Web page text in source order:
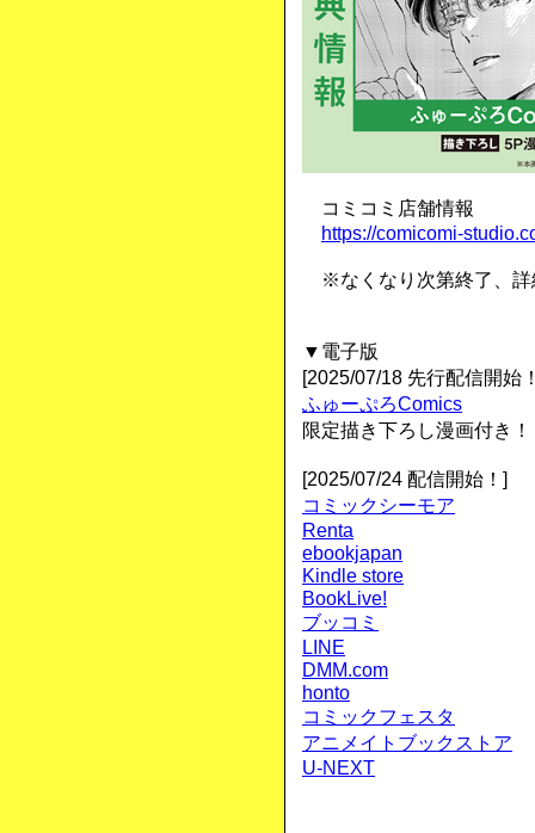
コミコミ店舗情報
https://comicomi-
※なくなり次第終了、詳
▼電子版
[2025/07/18 先行配信開始
ふゅーぷろComics
限定描き下ろし漫画付き！
[2025/07/24 配信開始！]
コミックシーモア
Renta
ebookjapan
Kindle store
BookLive!
ブッコミ
LINE
DMM.com
honto
コミックフェスタ
アニメイトブックストア
U-NEXT